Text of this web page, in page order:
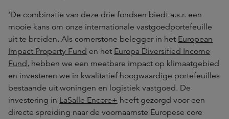
‘De combinatie van deze drie fondsen biedt a.s.r. een
mooie kans om onze internationale vastgoedportefeuille
uit te breiden. Als cornerstone belegger in het European
Impact Property Fund en het Europa Diversified Income
Fund, hebben we een meetbare impact op klimaatgebied
en investeren we in kwalitatief hoogwaardige portefeuilles
bestaande uit woningen en logistiek vastgoed. De
investering in LaSalle Encore+ heeft gezorgd voor een
directe spreiding naar de voornaamste Europese core